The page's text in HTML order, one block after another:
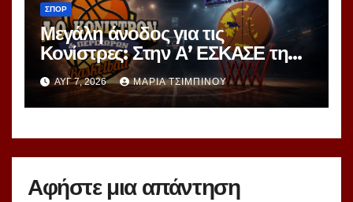
ΣΠΟΡ
Μεγάλη άνοδος για τις
Κονίστρες: Στην Α’ ΕΣΚΑΣΕ τη
νέα σεζόν – Αυτές είναι οι 12
ομάδες!
ΑΥΓ 7, 2026 ΜΑΡΊΑ ΤΣΙΜΠΙΝΟΎ
Αφήστε μια απάντηση